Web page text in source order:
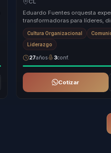
CL
Eduardo Fuentes orquesta
transformadoras para líderes,
responsables de equipos,
atrás equip...
Cultura Organizacional
Liderazgo
27años 3conf.
Cotizar